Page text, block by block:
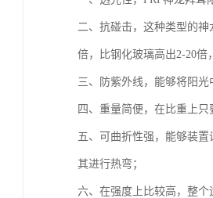
二、抗碰击，这种类型的
倍，比钢化玻璃高出2-20倍
三、防紫外线，能够将阳光
四、重量简便，在比重上
五、可曲折性强，能够装
其进行热弯；
六、在强度上比较高，整个